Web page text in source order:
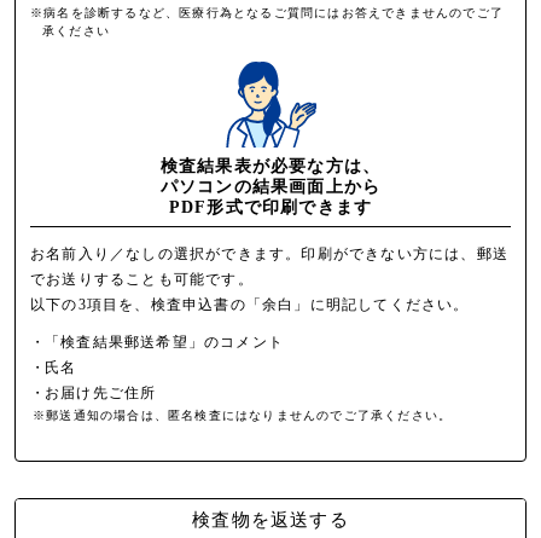
※病名を診断するなど、医療行為となるご質問にはお答えできませんのでご了
承ください
検査結果表が必要な方は、
パソコンの結果画面上から
PDF形式で印刷できます
お名前入り／なしの選択ができます。印刷ができない方には、郵送
でお送りすることも可能です。
以下の3項目を、検査申込書の「余白」に明記してください。
・
「検査結果郵送希望」のコメント
・氏名
・お届け先ご住所
※郵送通知の場合は、匿名検査にはなりませんのでご了承ください。
検査物を返送する